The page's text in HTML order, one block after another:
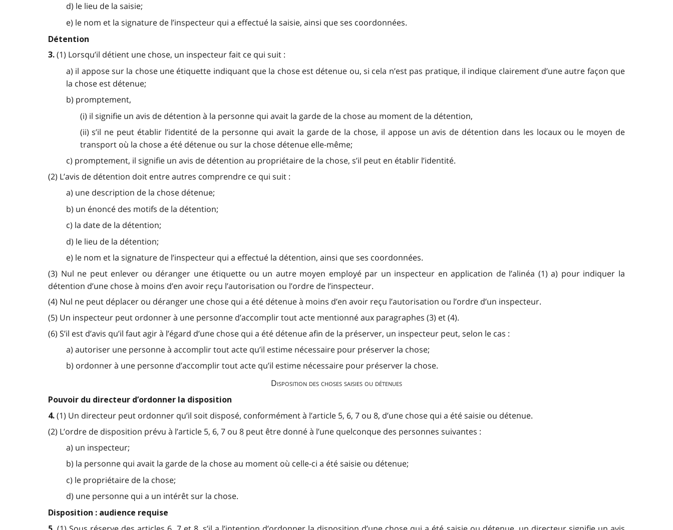
d) le lieu de la saisie;
e) le nom et la signature de l’inspecteur qui a effectué la saisie, ainsi que ses coordonnées.
Détention
3. (1) Lorsqu’il détient une chose, un inspecteur fait ce qui suit :
a) il appose sur la chose une étiquette indiquant que la chose est détenue ou, si cela n’est pas pratique, il indique clairement d’une autre façon que
la chose est détenue;
b) promptement,
(i) il signifie un avis de détention à la personne qui avait la garde de la chose au moment de la détention,
(ii) s’il ne peut établir l’identité de la personne qui avait la garde de la chose, il appose un avis de détention dans les locaux ou le moyen de
transport où la chose a été détenue ou sur la chose détenue elle-même;
c) promptement, il signifie un avis de détention au propriétaire de la chose, s’il peut en établir l’identité.
(2) L’avis de détention doit entre autres comprendre ce qui suit :
a) une description de la chose détenue;
b) un énoncé des motifs de la détention;
c) la date de la détention;
d) le lieu de la détention;
e) le nom et la signature de l’inspecteur qui a effectué la détention, ainsi que ses coordonnées.
(3) Nul ne peut enlever ou déranger une étiquette ou un autre moyen employé par un inspecteur en application de l’alinéa (1) a) pour indiquer la
détention d’une chose à moins d’en avoir reçu l’autorisation ou l’ordre de l’inspecteur.
(4) Nul ne peut déplacer ou déranger une chose qui a été détenue à moins d’en avoir reçu l’autorisation ou l’ordre d’un inspecteur.
(5) Un inspecteur peut ordonner à une personne d’accomplir tout acte mentionné aux paragraphes (3) et (4).
(6) S’il est d’avis qu’il faut agir à l’égard d’une chose qui a été détenue afin de la préserver, un inspecteur peut, selon le cas :
a) autoriser une personne à accomplir tout acte qu’il estime nécessaire pour préserver la chose;
b) ordonner à une personne d’accomplir tout acte qu’il estime nécessaire pour préserver la chose.
Disposition des choses saisies ou détenues
Pouvoir du directeur d’ordonner la disposition
4. (1) Un directeur peut ordonner qu’il soit disposé, conformément à l’article 5, 6, 7 ou 8, d’une chose qui a été saisie ou détenue.
(2) L’ordre de disposition prévu à l’article 5, 6, 7 ou 8 peut être donné à l’une quelconque des personnes suivantes :
a) un inspecteur;
b) la personne qui avait la garde de la chose au moment où celle-ci a été saisie ou détenue;
c) le propriétaire de la chose;
d) une personne qui a un intérêt sur la chose.
Disposition : audience requise